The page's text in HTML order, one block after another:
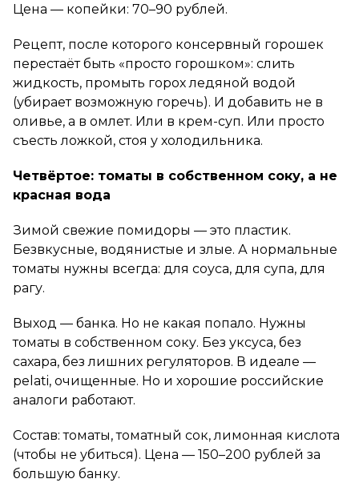
Цена — копейки: 70–90 рублей.
Рецепт, после которого консервный горошек
перестаёт быть «просто горошком»: слить
жидкость, промыть горох ледяной водой
(убирает возможную горечь). И добавить не в
оливье, а в омлет. Или в крем-суп. Или просто
съесть ложкой, стоя у холодильника.
Четвёртое: томаты в собственном соку, а не
красная вода
Зимой свежие помидоры — это пластик.
Безвкусные, водянистые и злые. А нормальные
томаты нужны всегда: для соуса, для супа, для
рагу.
Выход — банка. Но не какая попало. Нужны
томаты в собственном соку. Без уксуса, без
сахара, без лишних регуляторов. В идеале —
pelati, очищенные. Но и хорошие российские
аналоги работают.
Состав: томаты, томатный сок, лимонная кислота
(чтобы не убиться). Цена — 150–200 рублей за
большую банку.